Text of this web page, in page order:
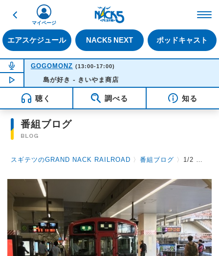
戻る
エアスケジュール NACK5 NEXT ポッドキャスト
マイページ
NOW ON AIR
GOGOMONZ (13:00-17:00)
NOW PLAYING15:57
島が好き - きいやま商店
聴く 調べる 知る
番組ブログ
BLOG
スギテツのGRAND NACK RAILROAD 〉番組ブログ 〉 1/2 勝手踏切 & 小田急子ども運賃を50円に